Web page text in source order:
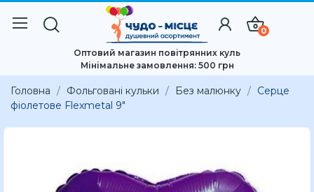
0
Оптовий магазин повітрянних куль
Мінімальне замовлення: 500 грн
Головна Фольговані кульки Без малюнку
Серце
фіолетове Flexmetal 9"